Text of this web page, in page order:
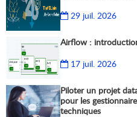
29 juil. 2026
Airflow :
17 juil. 2026
Piloter un projet
pour les
techniques